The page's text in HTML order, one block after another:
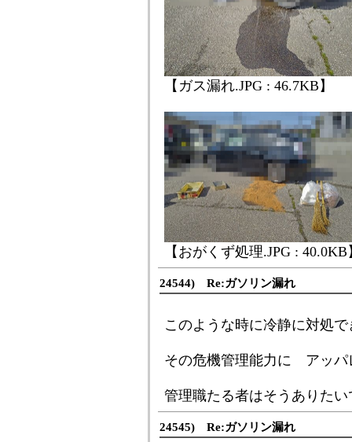
【ガス漏れ.JPG : 46.7KB】
【おがくず処理.JPG : 40.0KB
24544) Re:ガソリン漏れ
このような時に冷静に対処で
その危機管理能力に アッパ
管理職たる者はそうありたい
24545) Re:ガソリン漏れ